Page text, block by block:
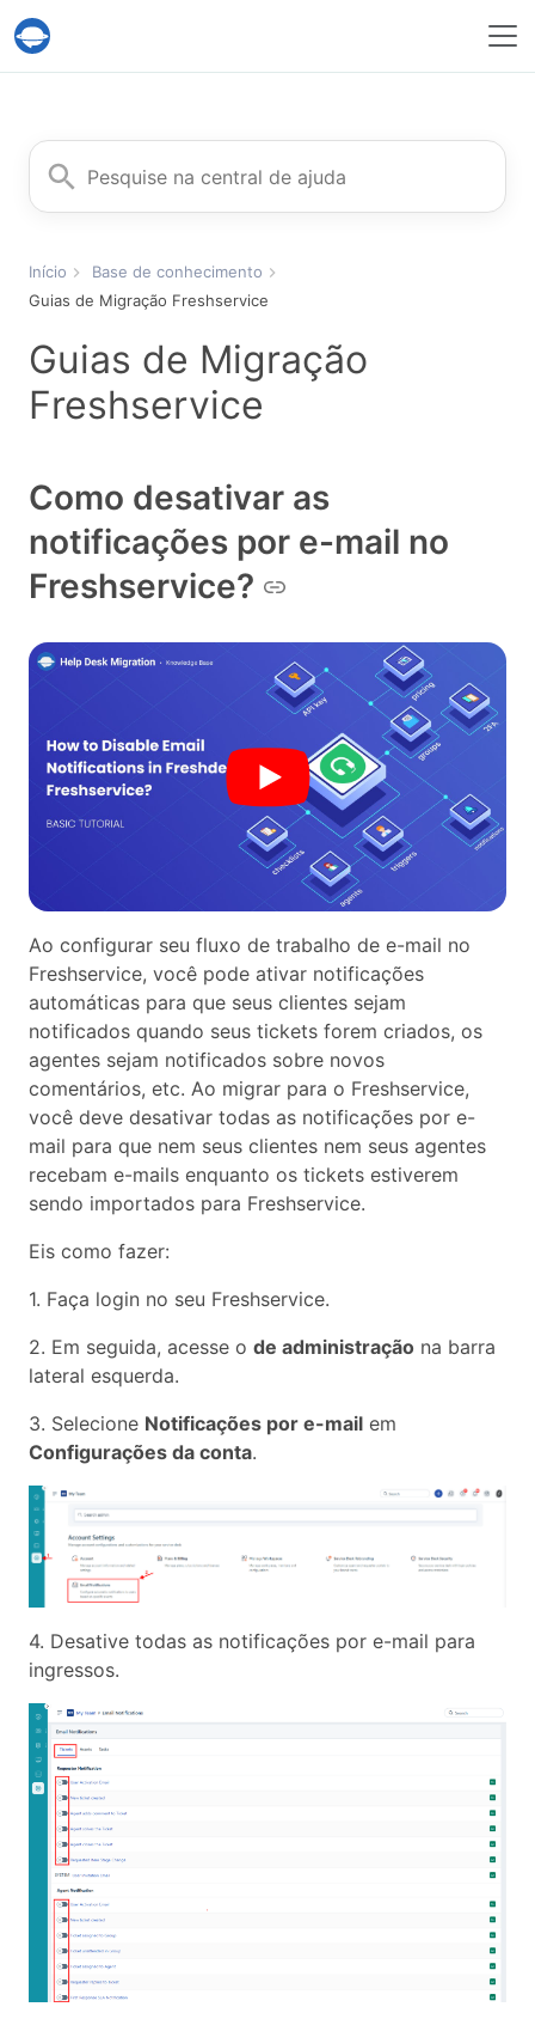
Serviço Help Desk Migration
Procurar
Início
Base de conhecimento
Guias de Migração Freshservice
Guias de Migração
Freshservice
Como desativar as
notificações por e-mail no
Freshservice?
Ao configurar seu fluxo de trabalho de e-mail no
Freshservice, você pode ativar notificações
automáticas para que seus clientes sejam
notificados quando seus tickets forem criados, os
agentes sejam notificados sobre novos
comentários, etc. Ao migrar para o Freshservice,
você deve desativar todas as notificações por e-
mail para que nem seus clientes nem seus agentes
recebam e-mails enquanto os tickets estiverem
sendo importados para Freshservice.
Eis como fazer:
1. Faça login no seu Freshservice.
2. Em seguida, acesse o de administração na barra
lateral esquerda.
3. Selecione Notificações por e-mail em
Configurações da conta.
4. Desative todas as notificações por e-mail para
ingressos.